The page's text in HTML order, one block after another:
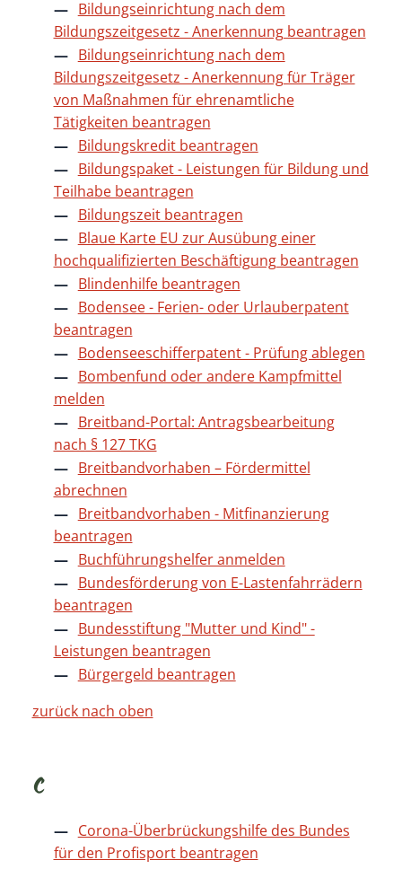
Bildungseinrichtung nach dem
Bildungszeitgesetz - Anerkennung beantragen
Bildungseinrichtung nach dem
Bildungszeitgesetz - Anerkennung für Träger
von Maßnahmen für ehrenamtliche
Tätigkeiten beantragen
Bildungskredit beantragen
Bildungspaket - Leistungen für Bildung und
Teilhabe beantragen
Bildungszeit beantragen
Blaue Karte EU zur Ausübung einer
hochqualifizierten Beschäftigung beantragen
Blindenhilfe beantragen
Bodensee - Ferien- oder Urlauberpatent
beantragen
Bodenseeschifferpatent - Prüfung ablegen
Bombenfund oder andere Kampfmittel
melden
Breitband-Portal: Antragsbearbeitung
nach § 127 TKG
Breitbandvorhaben – Fördermittel
abrechnen
Breitbandvorhaben - Mitfinanzierung
beantragen
Buchführungshelfer anmelden
Bundesförderung von E-Lastenfahrrädern
beantragen
Bundesstiftung "Mutter und Kind" -
Leistungen beantragen
Bürgergeld beantragen
zurück nach oben
C
Corona-Überbrückungshilfe des Bundes
für den Profisport beantragen